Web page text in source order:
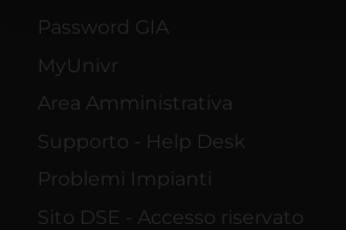
raccolto dal tuo utilizzo dei loro servizi.
Password GIA
MyUnivr
Area Amministrativa
Supporto - Help Desk
Problemi Impianti
Sito DSE - Accesso riservato